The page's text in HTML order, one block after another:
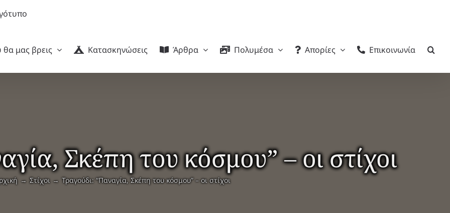
μας βρεις
Κατασκηνώσεις Άρθρα Πολυμέσα Απορίες Επικοινωνία
Σκέπη του κόσμου” – οι στίχοι
Στίχοι Τραγούδι: “Παναγία, Σκέπη του κόσμου” – οι στίχοι